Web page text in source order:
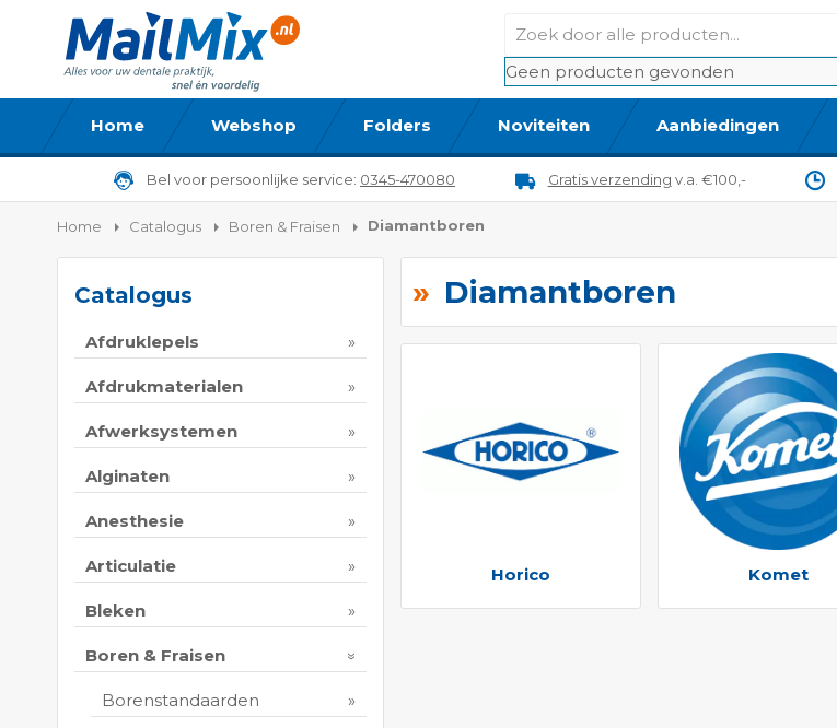
Geen producten gevonden
Home Webshop Folders Noviteiten Aanbiedingen
Bel voor persoonlijke service: 0345-470080 Gratis verzending v.a. €100,-
Home Catalogus Boren & Fraisen Diamantboren
Diamantboren
Horico Komet
Catalogus
Afdruklepels
Afdrukmaterialen
Afwerksystemen
Alginaten
Anesthesie
Articulatie
Bleken
Boren & Fraisen
Borenstandaarden